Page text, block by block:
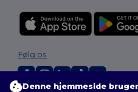
Følg os
Denne hjemmeside